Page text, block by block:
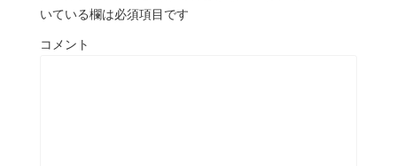
いている欄は必須項目です
コメント